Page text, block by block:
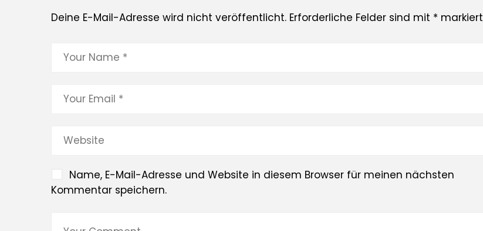
Deine E-Mail-Adresse wird nicht veröffentlicht. Erforderliche Felder sind mit * markiert
Name, E-Mail-Adresse und Website in diesem Browser für meinen nächsten
Kommentar speichern.